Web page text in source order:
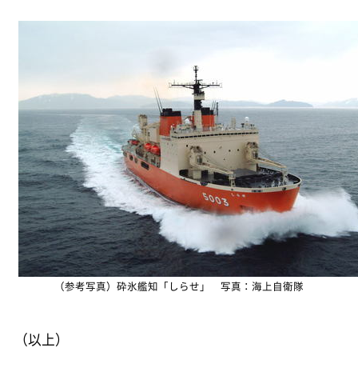
（参考写真）砕氷艦知「しらせ」 写真：海上自衛隊
（以上）